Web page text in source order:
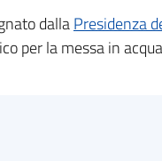
dallaPresidenza
la messa in